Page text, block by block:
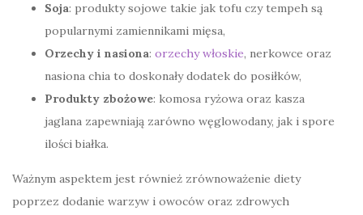
Soja: produkty sojowe takie jak tofu czy tempeh są
popularnymi zamiennikami mięsa,
Orzechy i nasiona: orzechy włoskie, nerkowce oraz
nasiona chia to doskonały dodatek do posiłków,
Produkty zbożowe: komosa ryżowa oraz kasza
jaglana zapewniają zarówno węglowodany, jak i spore
ilości białka.
Ważnym aspektem jest również zrównoważenie diety
poprzez dodanie warzyw i owoców oraz zdrowych